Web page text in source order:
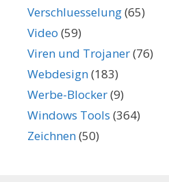
Verschluesselung(65)
Video (59)
Viren und Trojaner(76)
Webdesign(183)
Werbe-Blocker(9)
Windows Tools (364)
Zeichnen(50)